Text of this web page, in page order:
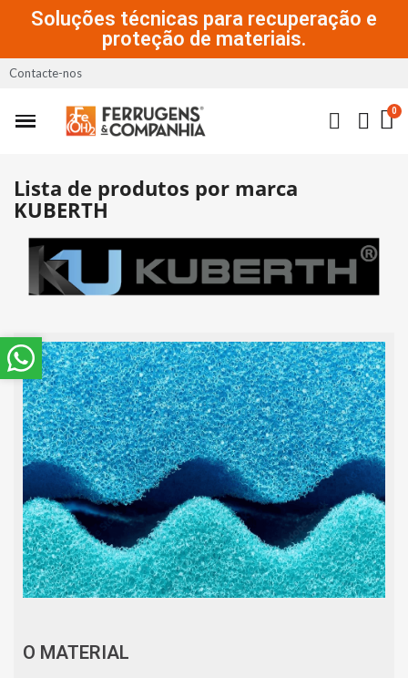
Soluções técnicas para recuperação e
proteção de materiais.
Contacte-nos
Lista de produtos por marca
KUBERTH
O MATERIAL